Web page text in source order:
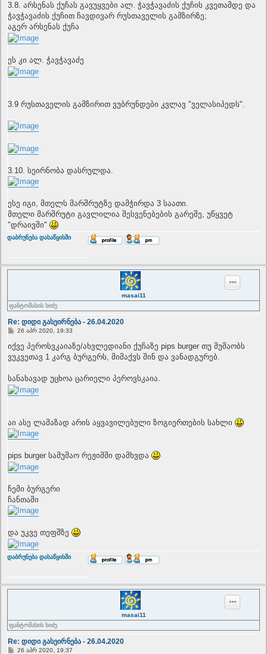
3.8. არსენას ქუჩას გავუყვები ალ. ჭავჭავაძის ქუჩის კვეთამდე და
ჭავჭავაძის ქუჩით ჩავდივარ რუსთაველის გამზირზე;
აგერ არსენას ქუჩა
ეს კი ალ. ჭავჭავაძე
3.9 რუსთაველის გამზირით ვუბრუნდები კვლავ "ველასიპედს".
3.10. სეირნობა დასრულდა.
ესე იგი, მთელს მარშრუტზე დამჭირდა 3 საათი.
მთელი მარშრუტი გავლილია შესვენებების გარეშე, უწყვეტ
"დრაივში"
T
დაბრუნება დასაწყისში
masai11
ფანტომასის სიძე
Re: დიდი გასეირნება - 26.04.2020
P
s
t
26 აპრ 2020, 19:33
იქვე პეროსვკაიაზე/ახვლედიანი ქუჩაზე pips burger თუ მუშაობს
ვუკვეთავ 1 კარგ ბურგერს, მიმაქვს შინ და ვანადგურებ.
სანახავად უცხოა ცარიელი პეროვსკაია.
აი ასე ლამაზად არის აყვავილებული ზოგიერთების სახლი
pips burger სამუშაო რეჟიმში დამხვდა
ჩემი ბურგერი
ჩანთაში
და უკვე თეფშზე
T
დაბრუნება დასაწყისში
masai11
ფანტომასის სიძე
Re: დიდი გასეირნება - 26.04.2020
P26 აპრ 2020, 19:37